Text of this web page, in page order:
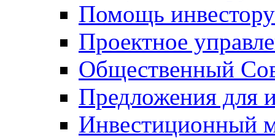
Помощь инвестору
Проектное
Общественный
Предложения для
Инвестиционный